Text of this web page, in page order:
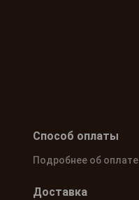
Способ оплаты
Подробнее об оплате
Доставка